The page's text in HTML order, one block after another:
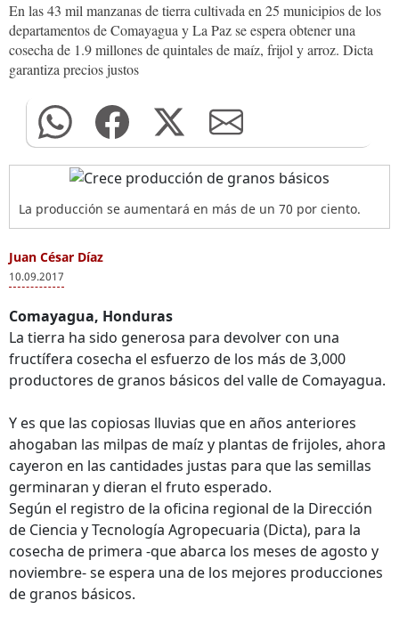
En las 43 mil manzanas de tierra cultivada en 25 municipios de los
departamentos de Comayagua y La Paz se espera obtener una
cosecha de 1.9 millones de quintales de maíz, frijol y arroz. Dicta
garantiza precios justos
La producción se aumentará en más de un 70 por ciento.
Juan César Díaz
10.09.2017
Comayagua, Honduras
La tierra ha sido generosa para devolver con una
fructífera cosecha el esfuerzo de los más de 3,000
productores de granos básicos del valle de Comayagua.
Y es que las copiosas lluvias que en años anteriores
ahogaban las milpas de maíz y plantas de frijoles, ahora
cayeron en las cantidades justas para que las semillas
germinaran y dieran el fruto esperado.
Según el registro de la oficina regional de la Dirección
de Ciencia y Tecnología Agropecuaria (Dicta), para la
cosecha de primera -que abarca los meses de agosto y
noviembre- se espera una de los mejores producciones
de granos básicos.